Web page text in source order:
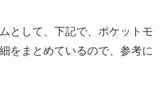
として、下記で、ポケットモ
をまとめているので、参考に